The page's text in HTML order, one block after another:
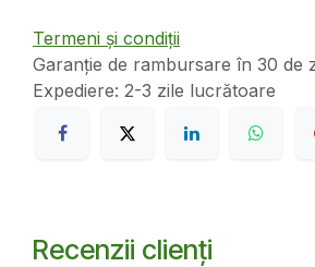
Termeni și condiții
Garanție de rambursare în 30 de
Expediere: 2-3 zile lucrătoare
Recenzii clienți